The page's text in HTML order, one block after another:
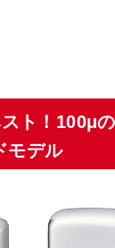
ト！100μ
モデル